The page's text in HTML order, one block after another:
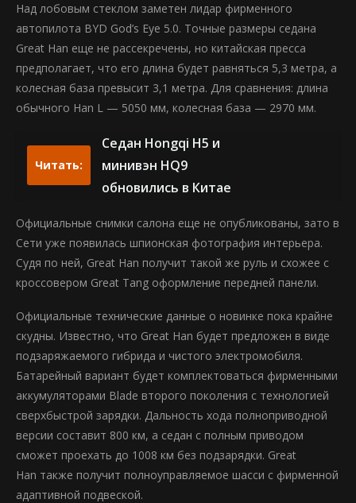
Над лобовым стеклом заметен лидар фирменного
автопилота BYD God’s Eye 5.0. Точные размеры седана
Great Han еще не рассекречены, но китайская пресса
предполагает, что его длина будет равняться 5,3 метра, а
колесная база превысит 3,1 метра. Для сравнения: длина
обычного Han L — 5050 мм, колесная база — 2970 мм.
Читать:
Седан Hongqi H5 и
минивэн HQ9
обновились в Китае
Официальные снимки салона еще не опубликованы, зато в
Сети уже появилась шпионская фотография интерьера.
Судя по ней, Great Han получит такой же руль и схожее с
кроссовером Great Tang оформление передней панели.
Официальные технические данные о новинке пока крайне
скудны. Известно, что Great Han будет предложен в виде
подзаряжаемого гибрида и чистого электромобиля.
Батарейный вариант будет комплектоваться фирменными
аккумуляторами Blade второго поколения с технологией
сверхбыстрой зарядки. Дальность хода полноприводной
версии составит 800 км, а седан с полным приводом
сможет проехать до 1008 км без подзарядки. Great
Han также получит полноуправляемое шасси с фирменной
адаптивной подвеской.